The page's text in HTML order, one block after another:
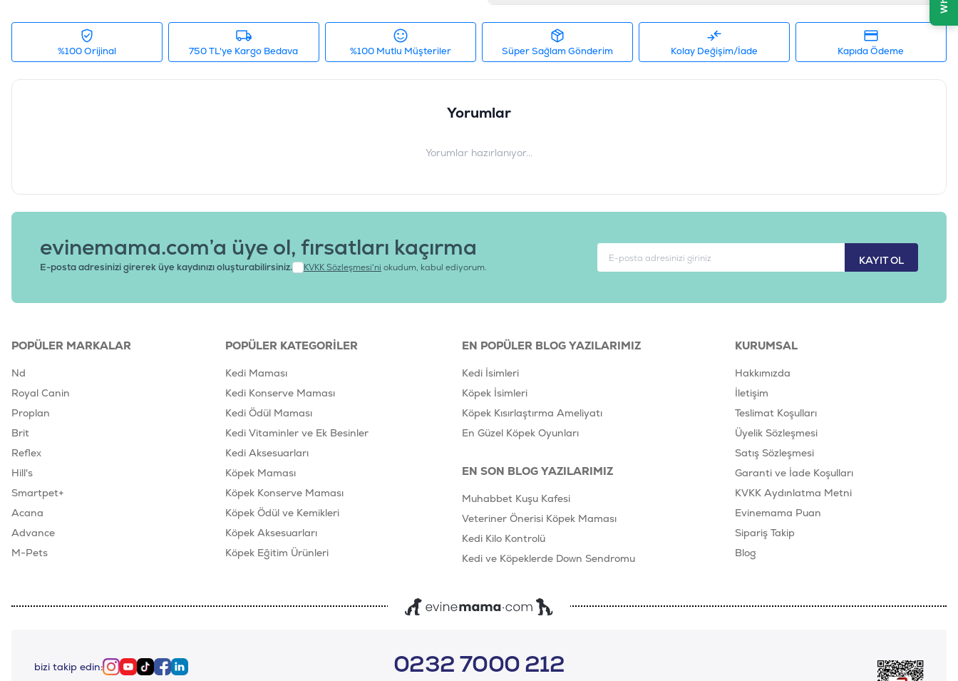
%100 Orijinal 750 TL'ye Kargo Bedava %100 Mutlu Müşteriler Süper Sağlam Gönderim Kolay Değişim/İade Kapıda Ödeme
Yorumlar
Yorumlar hazırlanıyor...
KAYIT OL
evinemama.com’a üye ol, fırsatları kaçırma
E-posta adresinizi girerek üye kaydınızı oluşturabilirsiniz. KVKK Sözleşmesi'ni okudum, kabul ediyorum.
POPÜLER MARKALAR
Nd
Royal Canin
Proplan
Brit
Reflex
Hill's
Smartpet+
Acana
Advance
M-Pets
POPÜLER KATEGORILER
Kedi Maması
Kedi Konserve Maması
Kedi Ödül Maması
Kedi Vitaminler ve Ek Besinler
Kedi Aksesuarları
Köpek Maması
Köpek Konserve Maması
Köpek Ödül ve Kemikleri
Köpek Aksesuarları
Köpek Eğitim Ürünleri
EN POPÜLER BLOG YAZILARIMIZ
Kedi İsimleri
Köpek İsimleri
Köpek Kısırlaştırma Ameliyatı
En Güzel Köpek Oyunları
EN SON BLOG YAZILARIMIZ
Muhabbet Kuşu Kafesi
Veteriner Önerisi Köpek Maması
Kedi Kilo Kontrolü
Kedi ve Köpeklerde Down Sendromu
KURUMSAL
Hakkımızda
İletişim
Teslimat Koşulları
Üyelik Sözleşmesi
Satış Sözleşmesi
Garanti ve İade Koşulları
KVKK Aydınlatma Metni
Evinemama Puan
Sipariş Takip
Blog
bizi takip edin: Instagram
Youtube
TiktokFacebook
Linkedin 0232 7000 212